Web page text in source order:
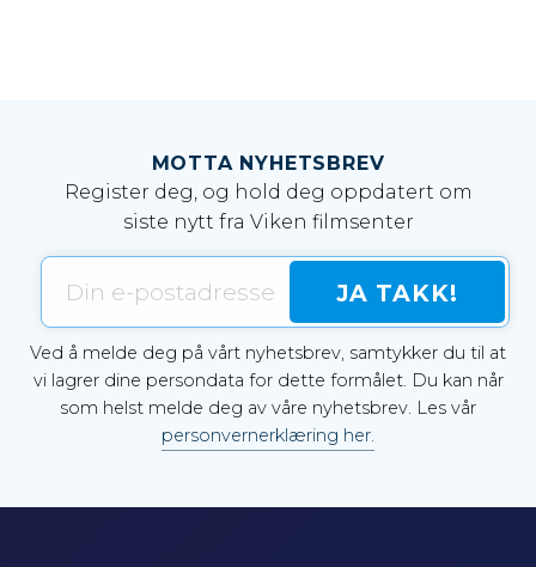
MOTTA NYHETSBREV
Register deg, og hold deg oppdatert om
siste nytt fra Viken filmsenter
Ved å melde deg på vårt nyhetsbrev, samtykker du til at
vi lagrer dine persondata for dette formålet. Du kan når
som helst melde deg av våre nyhetsbrev. Les vår
personvernerklæring her.